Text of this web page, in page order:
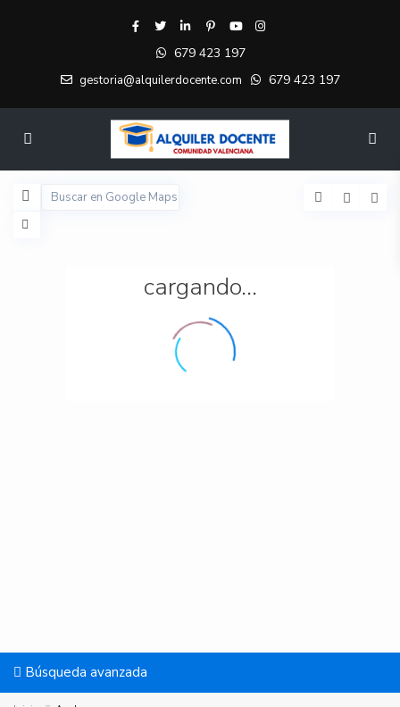
679 423 197
gestoria@alquilerdocente.com 679 423 197
cargando...
Búsqueda avanzada